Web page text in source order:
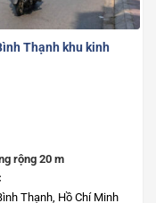
Thạnh khu kinh
rộng 20 m
Thạnh, Hồ Chí Minh